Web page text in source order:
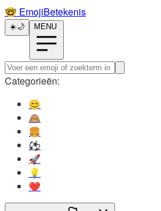
🤓️ EmojiBetekenis
☀️🌙 MENU
Categorieën:
😊️
🙈️
🍔️
⚽️
🚀️
💡️
❤️